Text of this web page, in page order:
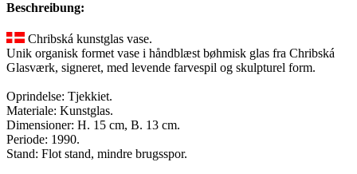
Beschreibung:
Chribská kunstglas vase.
Unik organisk formet vase i håndblæst bøhmisk glas fra Chribská
Glasværk, signeret, med levende farvespil og skulpturel form.
Oprindelse: Tjekkiet.
Materiale: Kunstglas.
Dimensioner: H. 15 cm, B. 13 cm.
Periode: 1990.
Stand: Flot stand, mindre brugsspor.